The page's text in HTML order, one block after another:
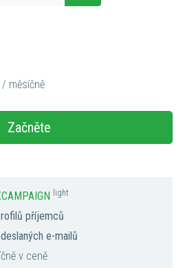
/ měsíčně
Začněte
light
příjemců
e-mailů
v ceně